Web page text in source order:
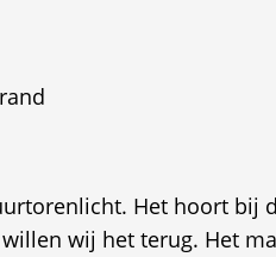
Het hoort bij
wij het terug. Het